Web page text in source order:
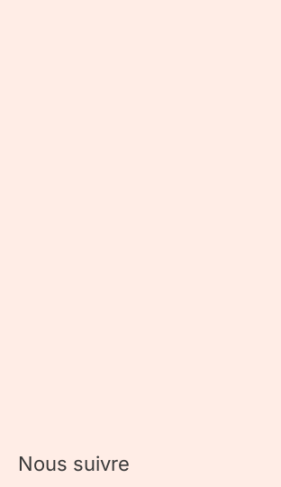
Nous suivre